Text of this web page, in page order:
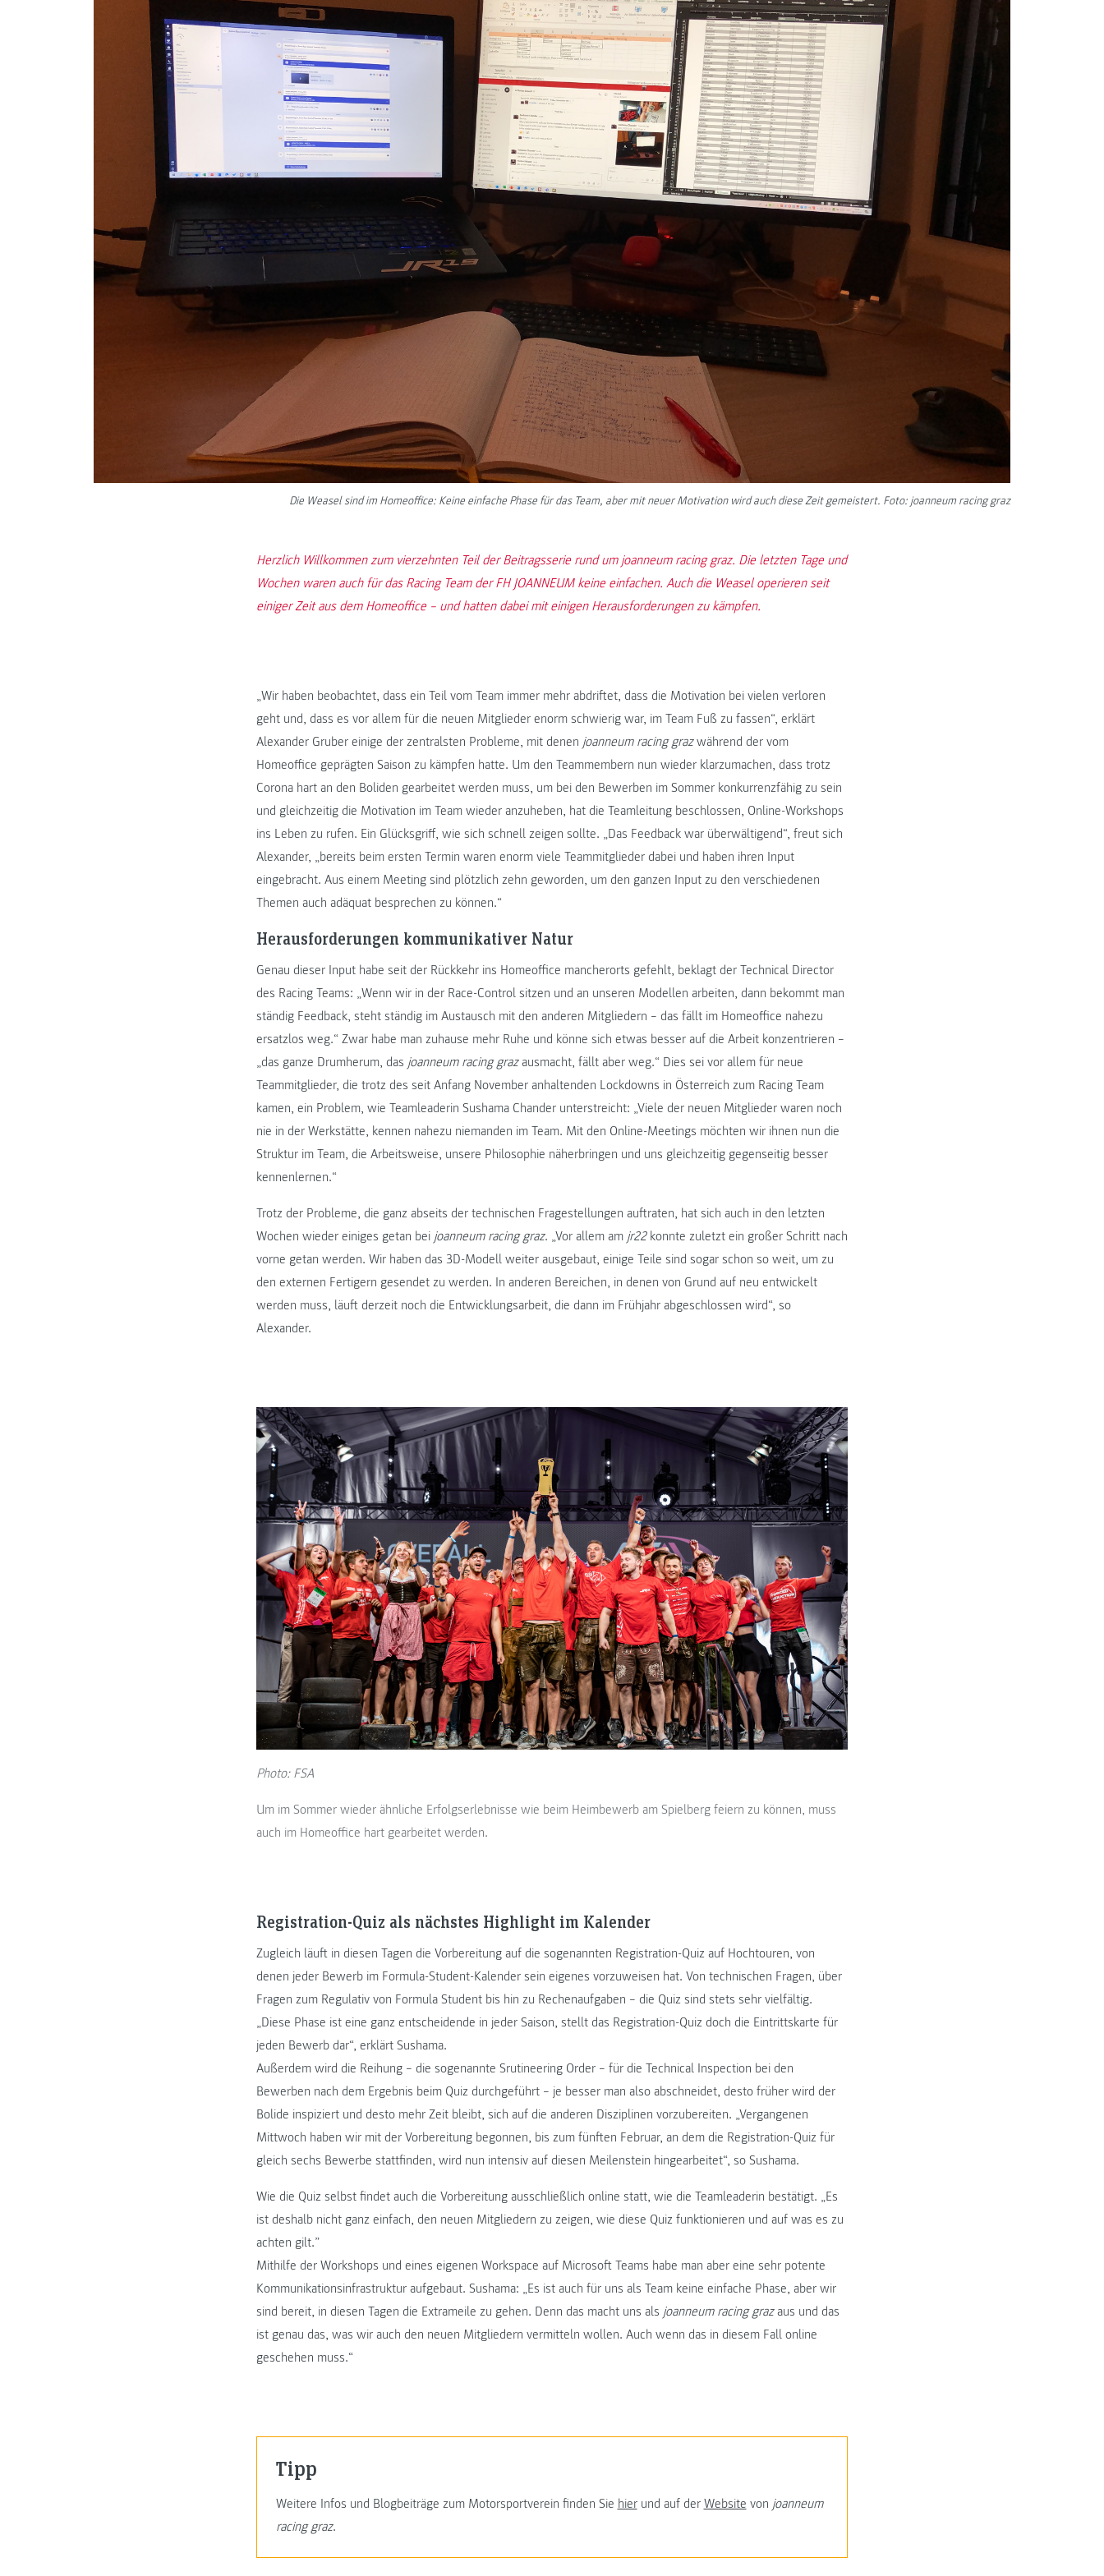
Die Weasel sind im Homeoffice: Keine einfache Phase für das Team, aber mit neuer Motivation wird auch diese Zeit gemeistert. Foto: joanneum racing graz
Herzlich Willkommen zum vierzehnten Teil der Beitragsserie rund um joanneum racing graz. Die letzten Tage und
Wochen waren auch für das Racing Team der FH JOANNEUM keine einfachen. Auch die Weasel operieren seit
einiger Zeit aus dem Homeoffice – und hatten dabei mit einigen Herausforderungen zu kämpfen.
„Wir haben beobachtet, dass ein Teil vom Team immer mehr abdriftet, dass die Motivation bei vielen verloren
geht und, dass es vor allem für die neuen Mitglieder enorm schwierig war, im Team Fuß zu fassen“, erklärt
Alexander Gruber einige der zentralsten Probleme, mit denen joanneum racing grazwährend der vom
Homeoffice geprägten Saison zu kämpfen hatte. Um den Teammembern nun wieder klarzumachen, dass trotz
Corona hart an den Boliden gearbeitet werden muss, um bei den Bewerben im Sommer konkurrenzfähig zu sein
und gleichzeitig die Motivation im Team wieder anzuheben, hat die Teamleitung beschlossen, Online-Workshops
ins Leben zu rufen. Ein Glücksgriff, wie sich schnell zeigen sollte. „Das Feedback war überwältigend“, freut sich
Alexander, „bereits beim ersten Termin waren enorm viele Teammitglieder dabei und haben ihren Input
eingebracht. Aus einem Meeting sind plötzlich zehn geworden, um den ganzen Input zu den verschiedenen
Themen auch adäquat besprechen zu können.“
Herausforderungen kommunikativer Natur
Genau dieser Input habe seit der Rückkehr ins Homeoffice mancherorts gefehlt, beklagt der Technical Director
des Racing Teams: „Wenn wir in der Race-Control sitzen und an unseren Modellen arbeiten, dann bekommt man
ständig Feedback, steht ständig im Austausch mit den anderen Mitgliedern – das fällt im Homeoffice nahezu
ersatzlos weg.“ Zwar habe man zuhause mehr Ruhe und könne sich etwas besser auf die Arbeit konzentrieren –
„das ganze Drumherum, das joanneum racing grazausmacht, fällt aber weg.“ Dies sei vor allem für neue
Teammitglieder, die trotz des seit Anfang November anhaltenden Lockdowns in Österreich zum Racing Team
kamen, ein Problem, wie Teamleaderin Sushama Chander unterstreicht: „Viele der neuen Mitglieder waren noch
nie in der Werkstätte, kennen nahezu niemanden im Team. Mit den Online-Meetings möchten wir ihnen nun die
Struktur im Team, die Arbeitsweise, unsere Philosophie näherbringen und uns gleichzeitig gegenseitig besser
kennenlernen.“
Trotz der Probleme, die ganz abseits der technischen Fragestellungen auftraten, hat sich auch in den letzten
Wochen wieder einiges getan bei joanneum racing graz. „Vor allem am jr22konnte zuletzt ein großer Schritt nach
vorne getan werden. Wir haben das 3D-Modell weiter ausgebaut, einige Teile sind sogar schon so weit, um zu
den externen Fertigern gesendet zu werden. In anderen Bereichen, in denen von Grund auf neu entwickelt
werden muss, läuft derzeit noch die Entwicklungsarbeit, die dann im Frühjahr abgeschlossen wird“, so
Alexander.
Photo: FSA
Um im Sommer wieder ähnliche Erfolgserlebnisse wie beim Heimbewerb am Spielberg feiern zu können, muss
auch im Homeoffice hart gearbeitet werden.
Registration-Quiz als nächstes Highlight im Kalender
Zugleich läuft in diesen Tagen die Vorbereitung auf die sogenannten Registration-Quiz auf Hochtouren, von
denen jeder Bewerb im Formula-Student-Kalender sein eigenes vorzuweisen hat. Von technischen Fragen, über
Fragen zum Regulativ von Formula Student bis hin zu Rechenaufgaben – die Quiz sind stets sehr vielfältig.
„Diese Phase ist eine ganz entscheidende in jeder Saison, stellt das Registration-Quiz doch die Eintrittskarte für
jeden Bewerb dar“, erklärt Sushama.
Außerdem wird die Reihung – die sogenannte Srutineering Order – für die Technical Inspection bei den
Bewerben nach dem Ergebnis beim Quiz durchgeführt – je besser man also abschneidet, desto früher wird der
Bolide inspiziert und desto mehr Zeit bleibt, sich auf die anderen Disziplinen vorzubereiten. „Vergangenen
Mittwoch haben wir mit der Vorbereitung begonnen, bis zum fünften Februar, an dem die Registration-Quiz für
gleich sechs Bewerbe stattfinden, wird nun intensiv auf diesen Meilenstein hingearbeitet“, so Sushama.
Wie die Quiz selbst findet auch die Vorbereitung ausschließlich online statt, wie die Teamleaderin bestätigt. „Es
ist deshalb nicht ganz einfach, den neuen Mitgliedern zu zeigen, wie diese Quiz funktionieren und auf was es zu
achten gilt.”
Mithilfe der Workshops und eines eigenen Workspace auf Microsoft Teams habe man aber eine sehr potente
Kommunikationsinfrastruktur aufgebaut. Sushama: „Es ist auch für uns als Team keine einfache Phase, aber wir
sind bereit, in diesen Tagen die Extrameile zu gehen. Denn das macht uns als joanneum racing grazaus und das
ist genau das, was wir auch den neuen Mitgliedern vermitteln wollen. Auch wenn das in diesem Fall online
geschehen muss.“
Tipp
Weitere Infos und Blogbeiträge zum Motorsportverein finden Sie hierund auf der Website von joanneum
racing graz.